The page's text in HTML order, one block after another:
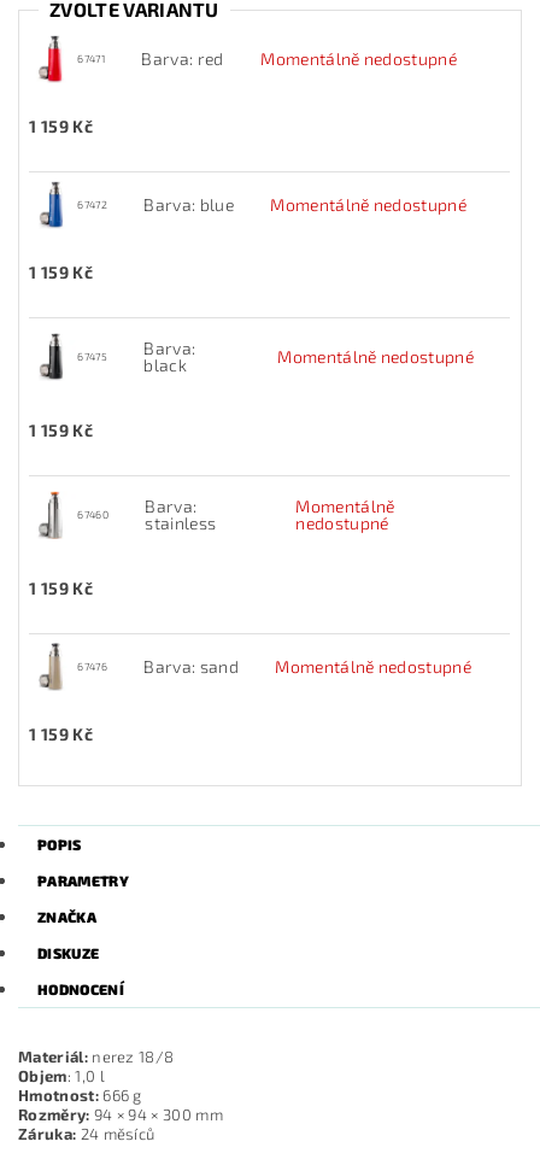
ZVOLTE VARIANTU
67471 Barva: red Momentálně nedostupné
1 159 Kč
67472 Barva: blue Momentálně nedostupné
1 159 Kč
67475
Barva:
black
Momentálně nedostupné
1 159 Kč
67460
Barva:
stainless
Momentálně
nedostupné
1 159 Kč
67476 Barva: sand Momentálně nedostupné
1 159 Kč
POPIS
PARAMETRY
ZNAČKA
DISKUZE
HODNOCENÍ
Materiál:nerez 18/8
Objem: 1,0 l
Hmotnost:666 g
Rozměry: 94 × 94 × 300 mm
Záruka: 24 měsíců